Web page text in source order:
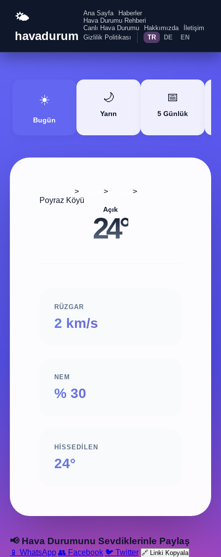
🌤️
havadurum
Ana Sayfa
Haberler
Hava Durumu Rehberi
Canlı Hava Durumu
Hakkımızda
İletişim
Gizlilik Politikası
TR DE EN
☀️
Bugün
🌙
Yarın
📅
5 Günlük
> >
>
Poyraz Köyü
Açık
24°
RÜZGAR
2 km/s
NEM
% 30
HISSEDILEN
24°
📢 Hava Durumunu Sevdiklerinle Paylaş
📱 WhatsApp 👥 Facebook 🐦 Twitter 🔗 Linki Kopyala